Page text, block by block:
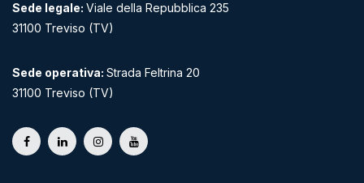
Sede legale: Viale della Repubblica 235
31100 Treviso (TV)
Sede operativa: Strada Feltrina 20
31100 Treviso (TV)